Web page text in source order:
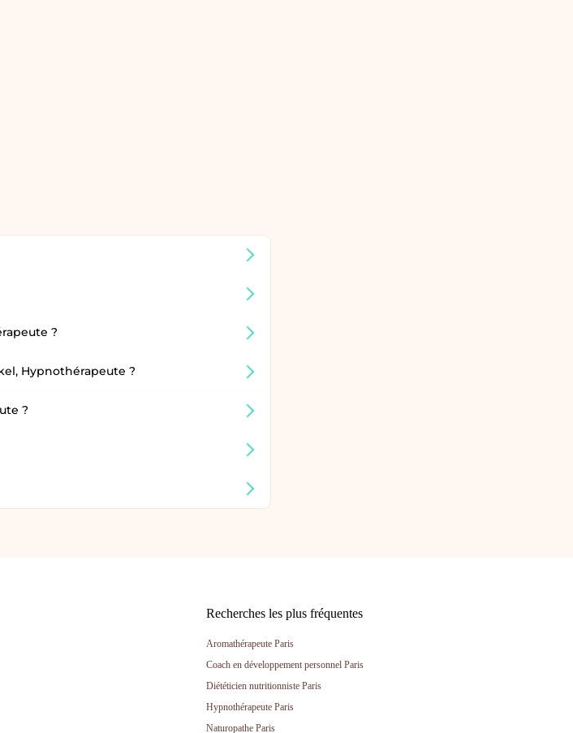
?
Hypnothérapeute ?
?
Recherches les plus fréquentes
Aromathérapeute Paris
Coach en développement personnel Paris
Diététicien nutritionniste Paris
Hypnothérapeute Paris
Naturopathe Paris